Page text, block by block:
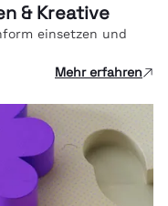
& Kreative
einsetzen und
Mehr erfahren